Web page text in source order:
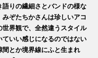
りの繊細さとバンドの様な
ぞたちかさんは珍しいアコ
界観で、全然違うスタイル
いい感じになるのではない
とか境界線にふと生まれ